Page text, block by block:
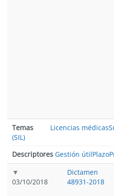
Temas Licencias médicas
(SIL)
Descriptores Gestión útilPlazo
03/10/2018
Dictamen
48931-2018